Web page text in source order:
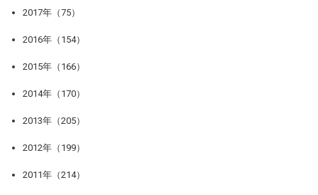
2017年（75）
2016年（154）
2015年（166）
2014年（170）
2013年（205）
2012年（199）
2011年（214）